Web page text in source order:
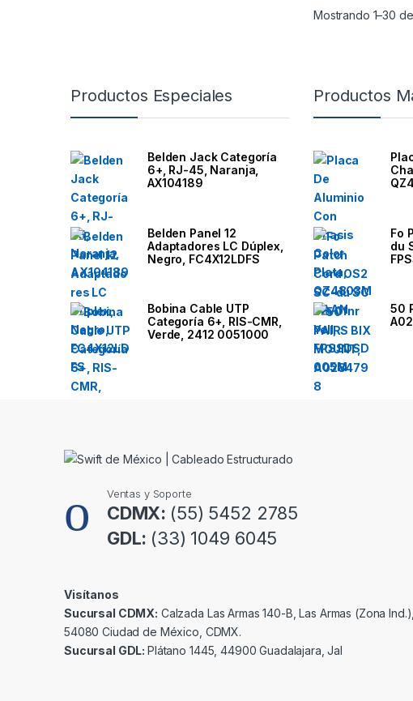
Mostrando 1–30
Productos Especiales
Belden Jack Categoría
6+, RJ-45, Naranja,
AX104189
Belden Panel 12
Adaptadores LC Dúplex,
Negro, FC4X12LDFS
Bobina Cable UTP
Categoría 6+, RIS-CMR,
Verde, 2412 0051000
Productos
Fo
du
50
Ventas y Soporte
CDMX: (55) 5452 2785
GDL: (33) 1049 6045
Visítanos
Sucursal CDMX: Calzada Las Armas 140-B, Las Armas (Zona Ind.),
54080 Ciudad de México, CDMX.
Sucursal GDL:Plátano 1445, 44900 Guadalajara, Jal